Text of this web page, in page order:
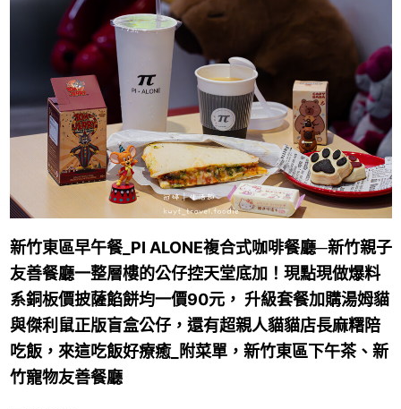
新竹東區早午餐_PI ALONE複合式咖啡餐廳─新竹親子
友善餐廳一整層樓的公仔控天堂底加！現點現做爆料
系銅板價披薩餡餅均一價90元， 升級套餐加購湯姆貓
與傑利 鼠正版盲盒公仔，還有超親人貓貓店長麻糬陪
吃飯，來這吃飯好療癒_附菜單，新竹東區下午茶、新
竹寵物友善餐廳